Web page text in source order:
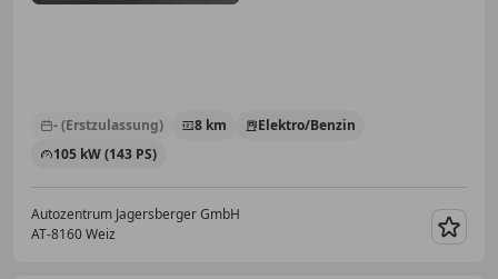
- (Erstzulassung) 8 km
Elektro/Benzin
105 kW (143 PS)
Autozentrum Jagersberger GmbH
AT-8160 Weiz